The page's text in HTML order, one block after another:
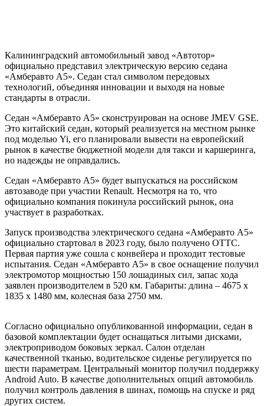
Калининградский автомобильный завод «Автотор»
официально представил электрическую версию седана
«Амберавто А5». Седан стал символом передовых
технологий, объединяя инновации и выходя на новые
стандарты в отрасли.
Седан «Амберавто А5» сконструирован на основе JMEV GSE.
Это китайский седан, который реализуется на местном рынке
под моделью Yi, его планировали вывести на европейский
рынок в качестве бюджетной модели для такси и каршеринга,
но надежды не оправдались.
Седан «Амберавто А5» будет выпускаться на российском
автозаводе при участии Renault. Несмотря на то, что
официально компания покинула российский рынок, она
участвует в разработках.
Запуск производства электрического седана «Амберавто А5»
официально стартовал в 2023 году, было получено ОТТС.
Первая партия уже сошла с конвейера и проходит тестовые
испытания. Седан «Амберавто А5» в свое оснащение получил
электромотор мощностью 150 лошадиных сил, запас хода
заявлен производителем в 520 км. Габариты: длина – 4675 х
1835 х 1480 мм, колесная база 2750 мм.
Согласно официально опубликованной информации, седан в
базовой комплектации будет оснащаться литыми дисками,
электроприводом боковых зеркал. Салон отделан
качественной тканью, водительское сиденье регулируется по
шести параметрам. Центральный монитор получил поддержку
Android Auto. В качестве дополнительных опций автомобиль
получил контроль давления в шинах, помощь на спуске и ряд
других систем.